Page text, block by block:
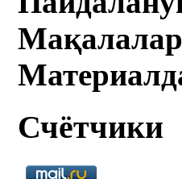
Мақалалар
Счётчики